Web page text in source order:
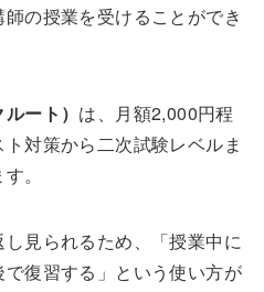
の授業を受けることができ
ート） は、月額2,000円程
対策から二次試験レベルま
。
見られるため、「授業中に
復習する」という使い方が